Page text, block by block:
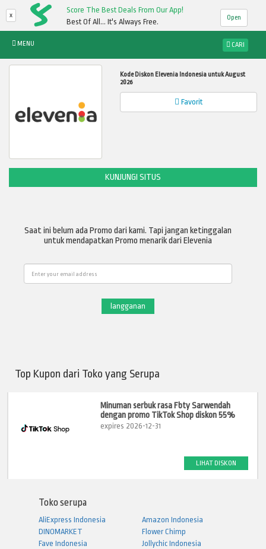
x
Score The Best Deals From Our App!
Best Of All... It's Always Free.
Open
MENU CARI
Kode Diskon Elevenia Indonesia untuk August
2026
Favorit
KUNJUNGI SITUS
Saat ini belum ada Promo dari kami. Tapi jangan ketinggalan
untuk mendapatkan Promo menarik dari Elevenia
Top Kupon dari Toko yang Serupa
Minuman serbuk rasa Fbty Sarwendah
dengan promo TikTok Shop diskon 55%
expires 2026-12-31
LIHAT DISKON
Toko serupa
AliExpress Indonesia
DINOMARKET
Fave Indonesia
Amazon Indonesia
Flower Chimp
Jollychic Indonesia